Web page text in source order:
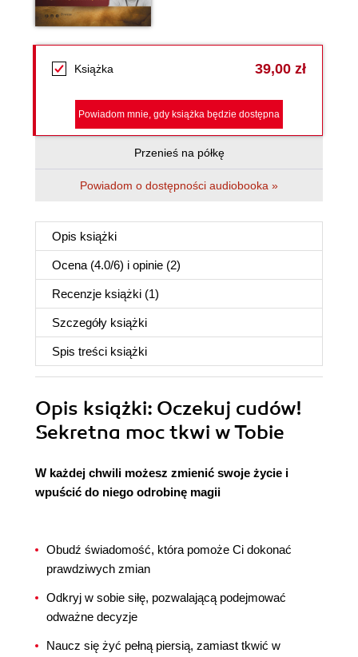
Książka 39,00 zł
Powiadom mnie, gdy książka będzie dostępna
Przenieś na półkę
Powiadom o dostępności audiobooka »
Opis książki
Ocena (4.0/6) i opinie (2)
Recenzje książki (1)
Szczegóły książki
Spis treści książki
Opis książki: Oczekuj cudów!
Sekretna moc tkwi w Tobie
W każdej chwili możesz zmienić swoje życie i
wpuścić do niego odrobinę magii
Obudź świadomość, która pomoże Ci dokonać
prawdziwych zmian
Odkryj w sobie siłę, pozwalającą podejmować
odważne decyzje
Naucz się żyć pełną piersią, zamiast tkwić w